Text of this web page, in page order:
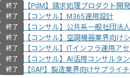
終了 【PdM】請求処理プロダクト開発
終了 【コンサル】M365運用設計
終了 【コンサル】公共系一般社団法
終了 【コンサル】空調機器業界向け
終了 【コンサル】ITインフラ運用ア
終了 【コンサル】AI活用コンサルタ
終了
【SAP】製造業界向けサプライ